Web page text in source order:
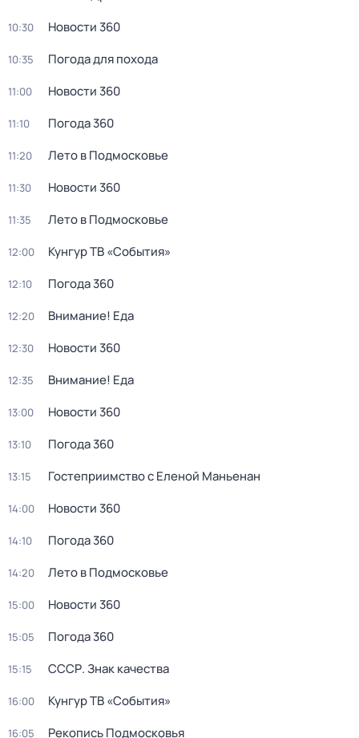
10:30 Новости 360
10:35 Погода для похода
11:00 Новости 360
11:10 Погода 360
11:20 Лето в Подмосковье
11:30 Новости 360
11:35 Лето в Подмосковье
12:00 Кунгур ТВ «События»
12:10 Погода 360
12:20 Внимание! Еда
12:30 Новости 360
12:35 Внимание! Еда
13:00 Новости 360
13:10 Погода 360
13:15 Гостеприимство с Еленой Маньенан
14:00 Новости 360
14:10 Погода 360
14:20 Лето в Подмосковье
15:00 Новости 360
15:05 Погода 360
15:15 СССР. Знак качества
16:00 Кунгур ТВ «События»
16:05 Рекопись Подмосковья